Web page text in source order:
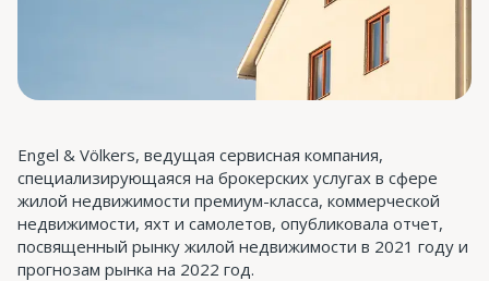
Engel & Völkers, ведущая сервисная компания,
специализирующаяся на брокерских услугах в сфере
жилой недвижимости премиум-класса, коммерческой
недвижимости, яхт и самолетов, опубликовала отчет,
посвященный рынку жилой недвижимости в 2021 году и
прогнозам рынка на 2022 год.